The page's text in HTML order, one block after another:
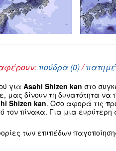
πούδρα (0)/
για Asahi Shizen kan στο
μας δίνουν τη δυνατότητα
Shizen kan. Οσο αφορά τις
πίνακα. Για μια ευρύτερη
των επιπέδων